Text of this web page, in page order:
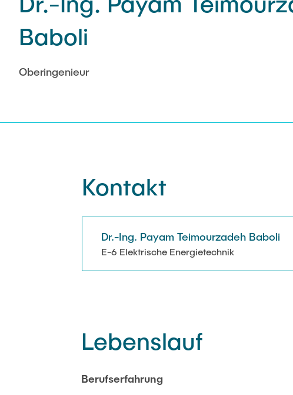
Baboli
Oberingenieur
Kontakt
Dr.-Ing. Payam Teimourzadeh Baboli
E-6 Elektrische Energietechnik
Lebenslauf
Berufserfahrung